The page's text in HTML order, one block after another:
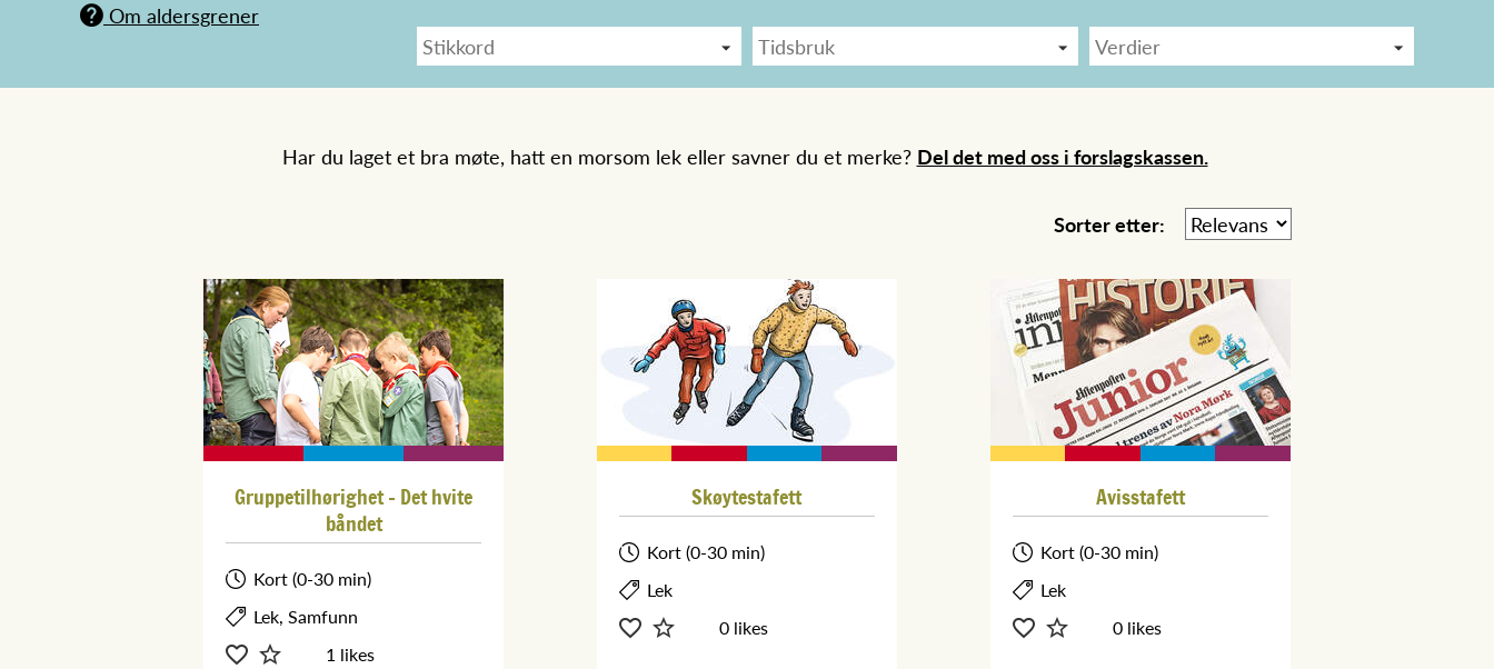
Om aldersgrener
Har du laget et bra møte, hatt en morsom lek eller savner du et merke? Del det med oss i forslagskassen.
Sorter etter:
Gruppetilhørighet - Det hvite
båndet
Kort (0-30 min)
Lek, Samfunn
1 likes
Skøytestafett
Kort (0-30 min)
Lek
0 likes
Avisstafett
Kort (0-30 min)
Lek
0 likes